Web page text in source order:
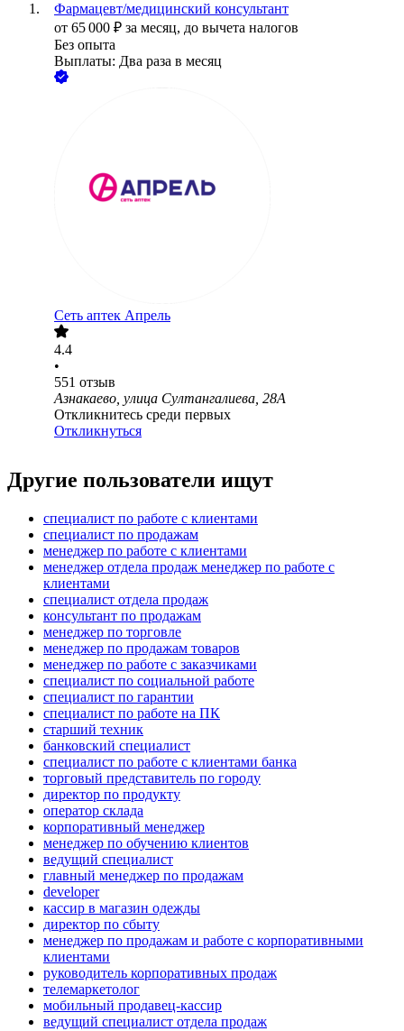
Фармацевт/медицинский консультант
от 65 000 ₽ за месяц, до вычета налогов
Без опыта
Выплаты: Два раза в месяц
Сеть аптек Апрель
4.4
•
551 отзыв
Азнакаево, улица Султангалиева, 28А
Откликнитесь среди первых
Откликнуться
Другие пользователи ищут
специалист по работе с клиентами
специалист по продажам
менеджер по работе с клиентами
менеджер отдела продаж менеджер по работе с
клиентами
специалист отдела продаж
консультант по продажам
менеджер по торговле
менеджер по продажам товаров
менеджер по работе с заказчиками
специалист по социальной работе
специалист по гарантии
специалист по работе на ПК
старший техник
банковский специалист
специалист по работе с клиентами банка
торговый представитель по городу
директор по продукту
оператор склада
корпоративный менеджер
менеджер по обучению клиентов
ведущий специалист
главный менеджер по продажам
developer
кассир в магазин одежды
директор по сбыту
менеджер по продажам и работе с корпоративными
клиентами
руководитель корпоративных продаж
телемаркетолог
мобильный продавец-кассир
ведущий специалист отдела продаж